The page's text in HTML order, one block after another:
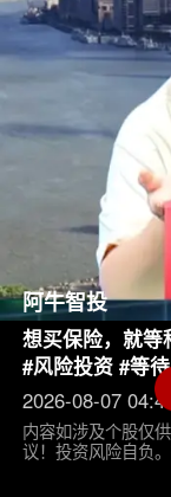
阿牛智投
想买保险，就等
#风险投资 #等待
2026-08-07 04:45
内容如涉及个股仅
议！投资风险自负